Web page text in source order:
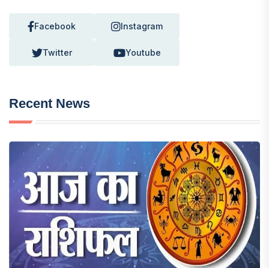
Facebook Instagram
Twitter Youtube
Recent News